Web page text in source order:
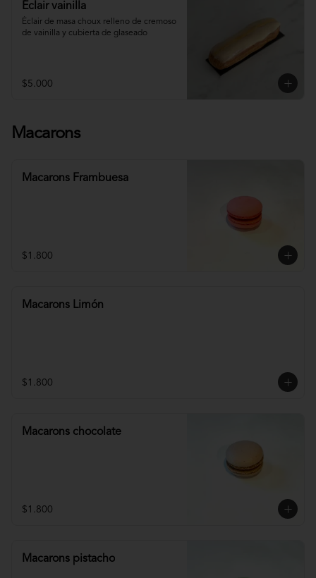
Éclair vainilla
Éclair de masa choux relleno de cremoso
de vainilla y cubierta de glaseado
$5.000
Macarons
Macarons Frambuesa
$1.800
Macarons Limón
$1.800
Macarons chocolate
$1.800
Macarons pistacho